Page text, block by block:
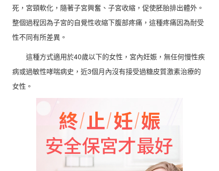
死，宮頸軟化，隨著子宮興奮、子宮收縮，促使胚胎排出體外。
整個過程因為子宮的自覺性收縮下腹部疼痛，這種疼痛因為耐受
性不同有所差異。
這種方式適用於40歲以下的女性，宮內妊娠，無任何慢性疾
病或過敏性哮喘病史，近3個月內沒有接受過糖皮質激素治療的
女性。